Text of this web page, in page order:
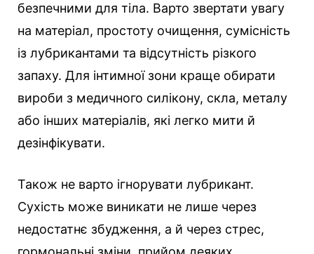
безпечними для тіла. Варто звертати увагу
на матеріал, простоту очищення, сумісність
із лубрикантами та відсутність різкого
запаху. Для інтимної зони краще обирати
вироби з медичного силікону, скла, металу
або інших матеріалів, які легко мити й
дезінфікувати.
Також не варто ігнорувати лубрикант.
Сухість може виникати не лише через
недостатнє збудження, а й через стрес,